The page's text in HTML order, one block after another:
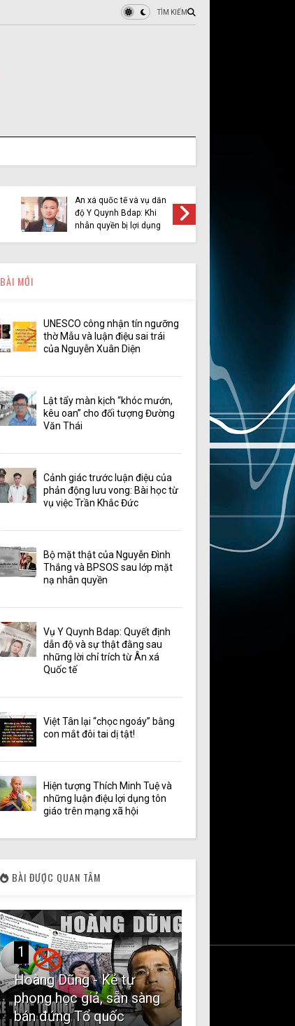
TÌM KIẾM
Vàng Chỉnh Mình và cái
gọi là “Liên minh người
Mông vì công lý” (Kỳ 1)
BÀI MỚI
UNESCO công nhận tín ngưỡng
thờ Mẫu và luận điệu sai trái
của Nguyễn Xuân Diện
Lật tẩy màn kịch “khóc mướn,
kêu oan” cho đối tượng Đường
Văn Thái
Cảnh giác trước luận điệu của
phản động lưu vong: Bài học từ
vụ việc Trần Khắc Đức
Bộ mặt thật của Nguyễn Đình
Thắng và BPSOS sau lớp mặt
nạ nhân quyền
Vụ Y Quynh Bdap: Quyết định
dẫn độ và sự thật đằng sau
những lời chỉ trích từ Ân xá
Quốc tế
Việt Tân lại “chọc ngoáy” bằng
con mắt đôi tai dị tật!
Hiện tượng Thích Minh Tuệ và
những luận điệu lợi dụng tôn
giáo trên mạng xã hội
BÀI ĐƯỢC QUAN TÂM
1
Hoàng Dũng - Kẻ tự
phong học giả, sẵn sàng
bán đứng Tổ quốc